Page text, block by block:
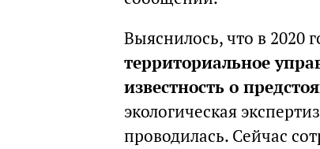
Выяснилось, что в 2020
территориальное
известность о
экологическая
проводилась. Сейчас